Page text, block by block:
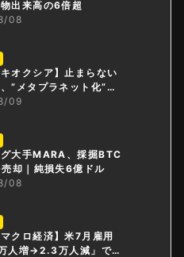
出来高の6倍超
08
キオクシア】止まらない
”メタプラネット化”の
？
09
大手MARA、採掘BTC
却｜純損失6億ドル
08
マクロ経済】米7月雇用
人増→2.3万人減」で利